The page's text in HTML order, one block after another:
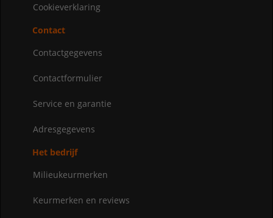
Cookieverklaring
Contact
Contactgegevens
Contactformulier
Service en garantie
Adresgegevens
Het bedrijf
Milieukeurmerken
Keurmerken en reviews